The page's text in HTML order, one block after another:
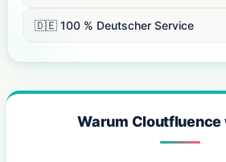
🇩🇪 100 % Deutscher Service
Warum Cloutfluence